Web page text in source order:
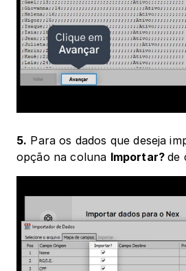
5. Para os dados que deseja
opção na coluna Importar? de